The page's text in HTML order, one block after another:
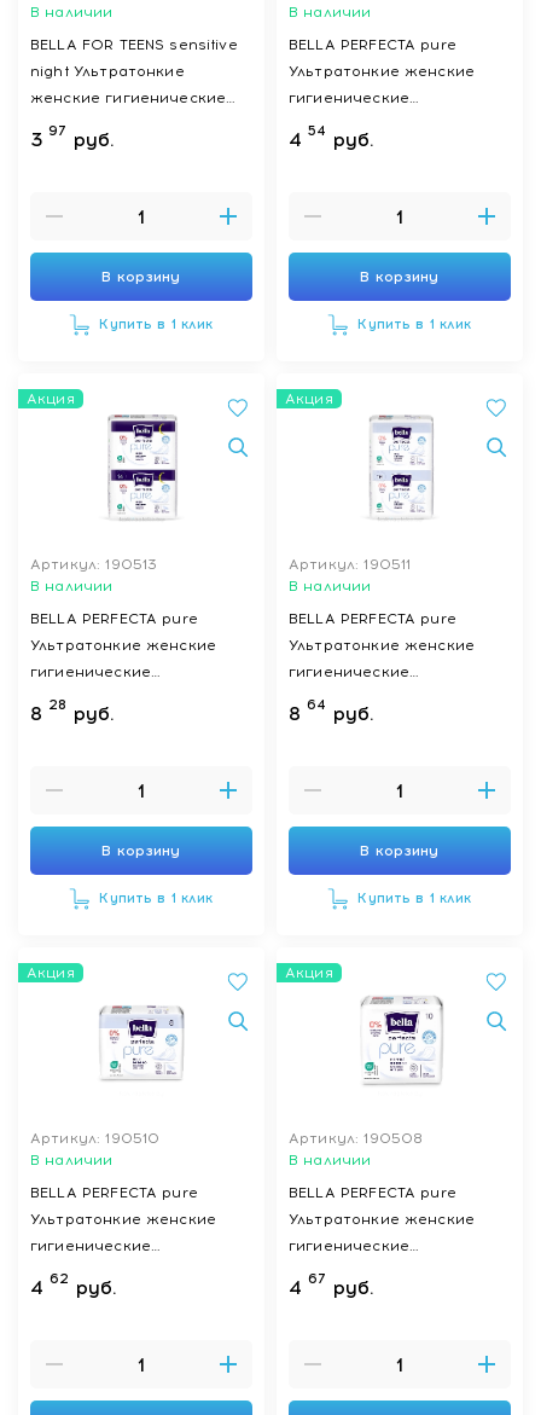
В наличии
BELLA FOR TEENS sensitive
night Ультратонкие
женские гигиенические
впитывающие прокладки
(БЕЛЛА ФОР ТИНС
3 97 руб.
В корзину
Купить в 1 клик
В наличии
BELLA PERFECTA pure
Ультратонкие женские
гигиенические
впитывающие прокладки
night (БЕЛЛА ПЕРФЕКТА
4 54 руб.
В корзину
Купить в 1 клик
Акция
Артикул: 190513
В наличии
BELLA PERFECTA pure
Ультратонкие женские
гигиенические
впитывающие прокладки
night (БЕЛЛА ПЕРФЕКТА
8 28 руб.
В корзину
Купить в 1 клик
Акция
Артикул: 190511
В наличии
BELLA PERFECTA pure
Ультратонкие женские
гигиенические
впитывающие прокладки
(БЕЛЛА ПЕРФЕКТА пьюр
8 64 руб.
В корзину
Купить в 1 клик
Акция
Артикул: 190510
В наличии
BELLA PERFECTA pure
Ультратонкие женские
гигиенические
впитывающие прокладки
(БЕЛЛА ПЕРФЕКТА пьюр
4 62 руб.
Акция
Артикул: 190508
В наличии
BELLA PERFECTA pure
Ультратонкие женские
гигиенические
впитывающие прокладки
normal (БЕЛЛА ПЕРФЕКТА
4 67 руб.